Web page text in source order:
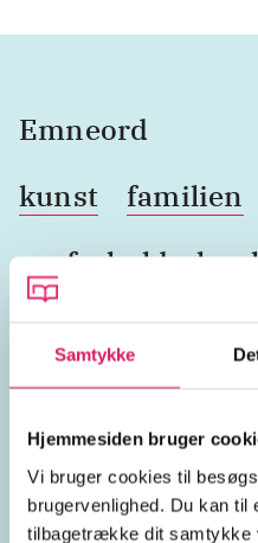
Samtykke
Hjemmesiden bruger
Vi bruger cookies til
brugervenlighed. Du kan
tilbagetrække dit samtykke
Emneord
kunst
familien
parforhold
Syberg (slægten)
Tyskland
Danmark